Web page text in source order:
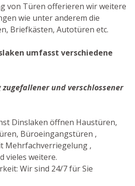
von Türen offerieren wir weitere
wie unter anderem die
Briefkästen, Autotüren etc.
umfasst verschiedene
und verschlossener
Dinslaken öffnen Haustüren,
Büroeingangstüren ,
Mehrfachverriegelung ,
vieles weitere.
Wir sind 24/7 für Sie